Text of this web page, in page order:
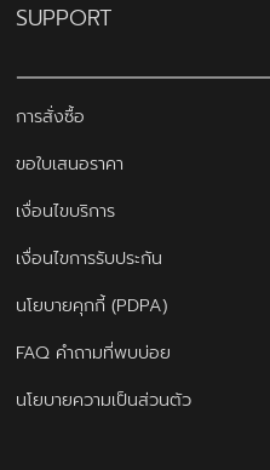
SUPPORT
การสั่งซื้อ
ขอใบเสนอราคา
เงื่อนไขบริการ
เงื่อนไขการรับประกัน
นโยบายคุกกี้ (PDPA)
FAQ คำถามที่พบบ่อย
นโยบายความเป็นส่วนตัว